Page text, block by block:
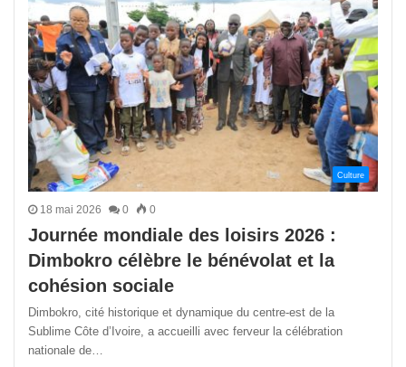
Culture
18 mai 2026 0 0
Journée mondiale des loisirs 2026 :
Dimbokro célèbre le bénévolat et la
cohésion sociale
Dimbokro, cité historique et dynamique du centre-est de la
Sublime Côte d’Ivoire, a accueilli avec ferveur la célébration
nationale de…